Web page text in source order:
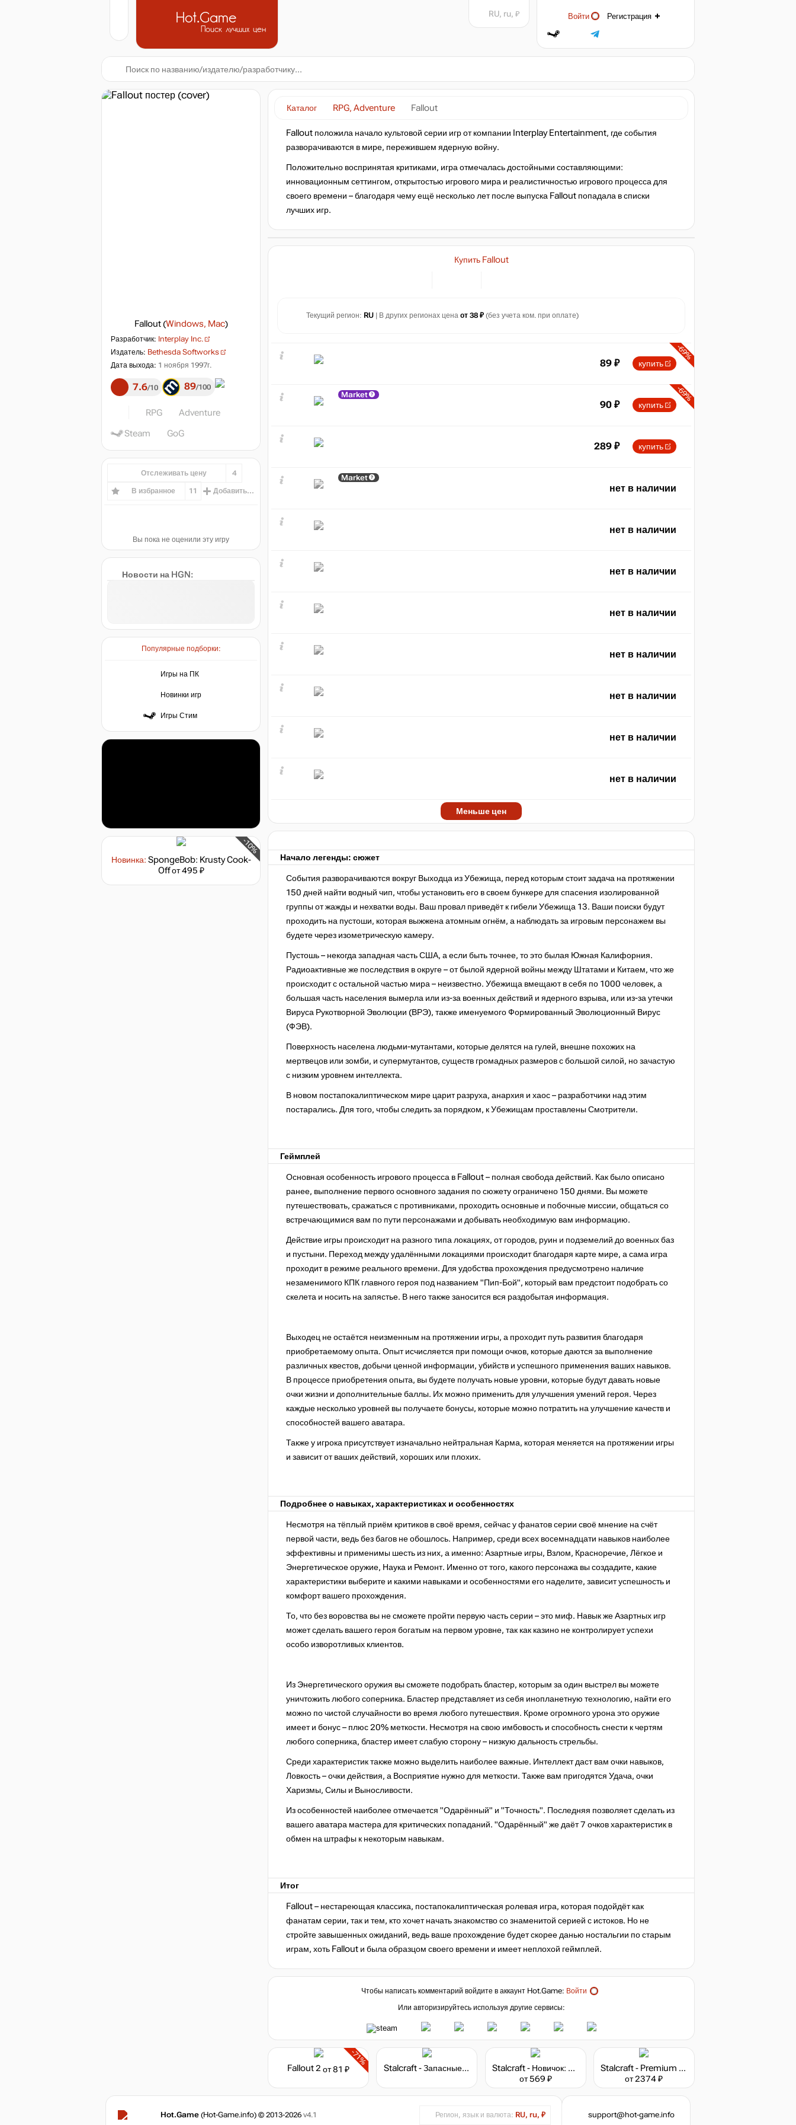
Hot.Game
Поиск лучших цен
Войти Регистрация
RU, ru, ₽
Fallout (Windows, Mac)
Разработчик: Interplay Inc.
Издатель: Bethesda Softworks
Дата выхода: 1 ноября 1997г.
7.6 10 89 100
RPG Adventure
Steam GoG
Отслеживать цену 4
В избранное 11 Добавить...
Вы пока не оценили эту игру
Новости на HGN:
Популярные подборки:
Игры на ПК
Новинки игр
Игры Стим
-10%
Новинка: SpongeBob: Krusty Cook-
Offот 495 ₽
Каталог RPG, Adventure Fallout
Fallout положила начало культовой серии игр от компании Interplay Entertainment, где события
разворачиваются в мире, пережившем ядерную войну.
Положительно воспринятая критиками, игра отмечалась достойными составляющими:
инновационным сеттингом, открытостью игрового мира и реалистичностью игрового процесса для
своего времени – благодаря чему ещё несколько лет после выпуска Fallout попадала в списки
лучших игр.
Купить Fallout
Текущий регион: RU | В других регионах цена от 38 ₽ (без учета ком. при оплате)
-69%
89 ₽ купить
Market -69%
90 ₽ купить
289 ₽ купить
Market
нет в наличии
нет в наличии
нет в наличии
нет в наличии
нет в наличии
нет в наличии
нет в наличии
нет в наличии
Меньше цен
Начало легенды: сюжет
События разворачиваются вокруг Выходца из Убежища, перед которым стоит задача на протяжении
150 дней найти водный чип, чтобы установить его в своем бункере для спасения изолированной
группы от жажды и нехватки воды. Ваш провал приведёт к гибели Убежища 13. Ваши поиски будут
проходить на пустоши, которая выжжена атомным огнём, а наблюдать за игровым персонажем вы
будете через изометрическую камеру.
Пустошь – некогда западная часть США, а если быть точнее, то это былая Южная Калифорния.
Радиоактивные же последствия в округе – от былой ядерной войны между Штатами и Китаем, что же
происходит с остальной частью мира – неизвестно. Убежища вмещают в себя по 1000 человек, а
большая часть населения вымерла или из-за военных действий и ядерного взрыва, или из-за утечки
Вируса Рукотворной Эволюции (ВРЭ), также именуемого Формированный Эволюционный Вирус
(ФЭВ).
Поверхность населена людьми-мутантами, которые делятся на гулей, внешне похожих на
мертвецов или зомби, и супермутантов, существ громадных размеров с большой силой, но зачастую
с низким уровнем интеллекта.
В новом постапокалиптическом мире царит разруха, анархия и хаос – разработчики над этим
постарались. Для того, чтобы следить за порядком, к Убежищам проставлены Смотрители.
Геймплей
Основная особенность игрового процесса в Fallout – полная свобода действий. Как было описано
ранее, выполнение первого основного задания по сюжету ограничено 150 днями. Вы можете
путешествовать, сражаться с противниками, проходить основные и побочные миссии, общаться со
встречающимися вам по пути персонажами и добывать необходимую вам информацию.
Действие игры происходит на разного типа локациях, от городов, руин и подземелий до военных баз
и пустыни. Переход между удалёнными локациями происходит благодаря карте мире, а сама игра
проходит в режиме реального времени. Для удобства прохождения предусмотрено наличие
незаменимого КПК главного героя под названием "Пип-Бой", который вам предстоит подобрать со
скелета и носить на запястье. В него также заносится вся раздобытая информация.
Выходец не остаётся неизменным на протяжении игры, а проходит путь развития благодаря
приобретаемому опыта. Опыт исчисляется при помощи очков, которые даются за выполнение
различных квестов, добычи ценной информации, убийств и успешного применения ваших навыков.
В процессе приобретения опыта, вы будете получать новые уровни, которые будут давать новые
очки жизни и дополнительные баллы. Их можно применить для улучшения умений героя. Через
каждые несколько уровней вы получаете бонусы, которые можно потратить на улучшение качеств и
способностей вашего аватара.
Также у игрока присутствует изначально нейтральная Карма, которая меняется на протяжении игры
и зависит от ваших действий, хороших или плохих.
Подробнее о навыках, характеристиках и особенностях
Несмотря на тёплый приём критиков в своё время, сейчас у фанатов серии своё мнение на счёт
первой части, ведь без багов не обошлось. Например, среди всех восемнадцати навыков наиболее
эффективны и применимы шесть из них, а именно: Азартные игры, Взлом, Красноречие, Лёгкое и
Энергетическое оружие, Наука и Ремонт. Именно от того, какого персонажа вы создадите, какие
характеристики выберите и какими навыками и особенностями его наделите, зависит успешность и
комфорт вашего прохождения.
То, что без воровства вы не сможете пройти первую часть серии – это миф. Навык же Азартных игр
может сделать вашего героя богатым на первом уровне, так как казино не контролирует успехи
особо изворотливых клиентов.
Из Энергетического оружия вы сможете подобрать бластер, которым за один выстрел вы можете
уничтожить любого соперника. Бластер представляет из себя инопланетную технологию, найти его
можно по чистой случайности во время любого путешествия. Кроме огромного урона это оружие
имеет и бонус – плюс 20% меткости. Несмотря на свою имбовость и способность снести к чертям
любого соперника, бластер имеет слабую сторону – низкую дальность стрельбы.
Среди характеристик также можно выделить наиболее важные. Интеллект даст вам очки навыков,
Ловкость – очки действия, а Восприятие нужно для меткости. Также вам пригодятся Удача, очки
Харизмы, Силы и Выносливости.
Из особенностей наиболее отмечается "Одарённый" и "Точность". Последняя позволяет сделать из
вашего аватара мастера для критических попаданий. "Одарённый" же даёт 7 очков характеристик в
обмен на штрафы к некоторым навыкам.
Итог
Fallout – нестареющая классика, постапокалиптическая ролевая игра, которая подойдёт как
фанатам серии, так и тем, кто хочет начать знакомство со знаменитой серией с истоков. Но не
стройте завышенных ожиданий, ведь ваше прохождение будет скорее данью ностальгии по старым
играм, хоть Fallout и была образцом своего времени и имеет неплохой геймплей.
Чтобы написать комментарий войдите в аккаунт Hot.Game: Войти
Или авторизируйтесь используя другие сервисы:
-71%
Fallout 2 от 81 ₽ Stalcraft - Запасные детали
Stalcraft - Новичок: Исследователь (перс.)
от 569 ₽
Stalcraft - Premium 180 days
от 2374 ₽
Hot.Game (Hot-Game.info) © 2013-2026 v4.1 Регион, язык и валюта: RU, ru, ₽ support@hot-game.info